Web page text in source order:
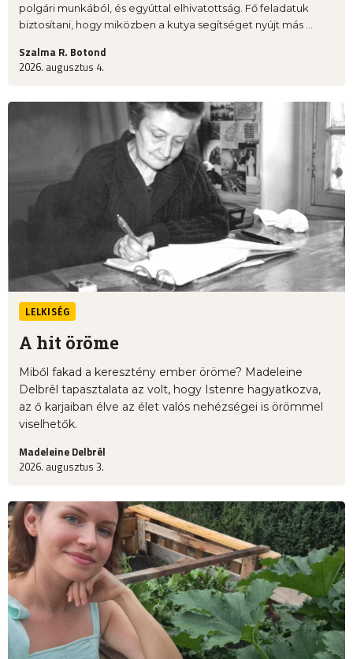
polgári munkából, és egyúttal elhivatottság. Fő feladatuk
biztosítani, hogy miközben a kutya segítséget nyújt más ...
Szalma R. Botond
2026. augusztus 4.
LELKISÉG
A hit öröme
Miből fakad a keresztény ember öröme? Madeleine
Delbrêl tapasztalata az volt, hogy Istenre hagyatkozva,
az ő karjaiban élve az élet valós nehézségei is örömmel
viselhetők.
Madeleine Delbrêl
2026. augusztus 3.